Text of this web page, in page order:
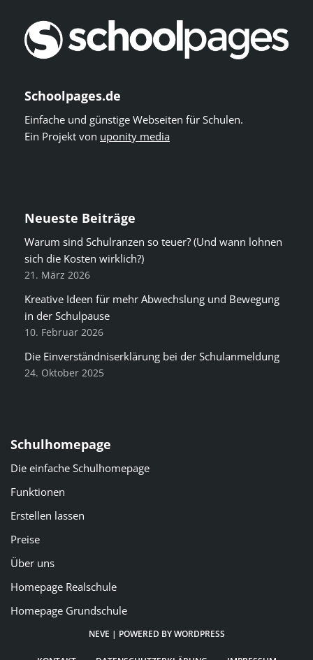
Schoolpages.de
Einfache und günstige Webseiten für Schulen.
Ein Projekt von uponity media
Neueste Beiträge
Warum sind Schulranzen so teuer? (Und wann lohnen
sich die Kosten wirklich?)
21. März 2026
Kreative Ideen für mehr Abwechslung und Bewegung
in der Schulpause
10. Februar 2026
Die Einverständniserklärung bei der Schulanmeldung
24. Oktober 2025
Schulhomepage
Die einfache Schulhomepage
Funktionen
Erstellen lassen
Preise
Über uns
Homepage Realschule
Homepage Grundschule
NEVE | POWERED BYWORDPRESS